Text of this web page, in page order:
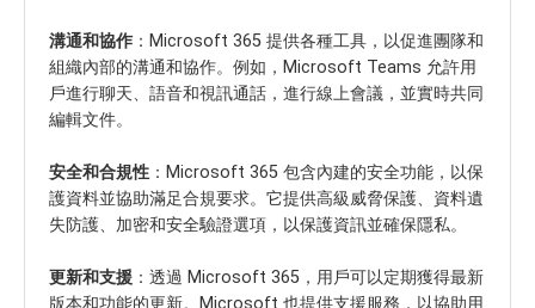
溝通和協作：Microsoft 365 提供各種工具，以促進團隊和
組織內部的溝通和協作。例如，Microsoft Teams 允許用
戶進行聊天、語音和視訊通話，進行線上會議，並實時共同
編輯文件。
安全和合規性 ：Microsoft 365 包含內建的安全功能，以保
護資料並協助滿足合規要求。它提供高級威脅保護、資料遺
失防護、加密和安全驗證選項，以保護資訊並確保隱私。
更新和支援 ：透過 Microsoft 365，用戶可以定期獲得最新
版本和功能的更新。Microsoft 也提供支援服務，以協助用